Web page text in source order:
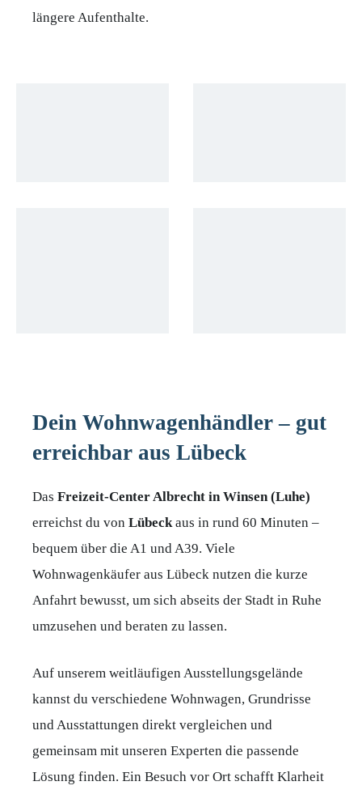
längere Aufenthalte.
Dein Wohnwagenhändler – gut
erreichbar aus Lübeck
Das Freizeit-Center Albrecht in Winsen (Luhe)
erreichst du von Lübeckaus in rund 60 Minuten –
bequem über die A1 und A39. Viele
Wohnwagenkäufer aus Lübeck nutzen die kurze
Anfahrt bewusst, um sich abseits der Stadt in Ruhe
umzusehen und beraten zu lassen.
Auf unserem weitläufigen Ausstellungsgelände
kannst du verschiedene Wohnwagen, Grundrisse
und Ausstattungen direkt vergleichen und
gemeinsam mit unseren Experten die passende
Lösung finden. Ein Besuch vor Ort schafft Klarheit